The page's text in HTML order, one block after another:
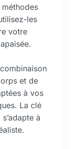
les
votre
et de
à vos
La clé
à